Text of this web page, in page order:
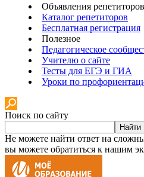
Объявления репетиторов
Каталог репетиторов
Бесплатная регистрация
Полезное
Педагогическое
Учителю о сайте
Тесты для ЕГЭ и ГИА
Уроки по
Поиск по сайту
Найти
Не можете найти ответ на
вы можете обратиться к нашим